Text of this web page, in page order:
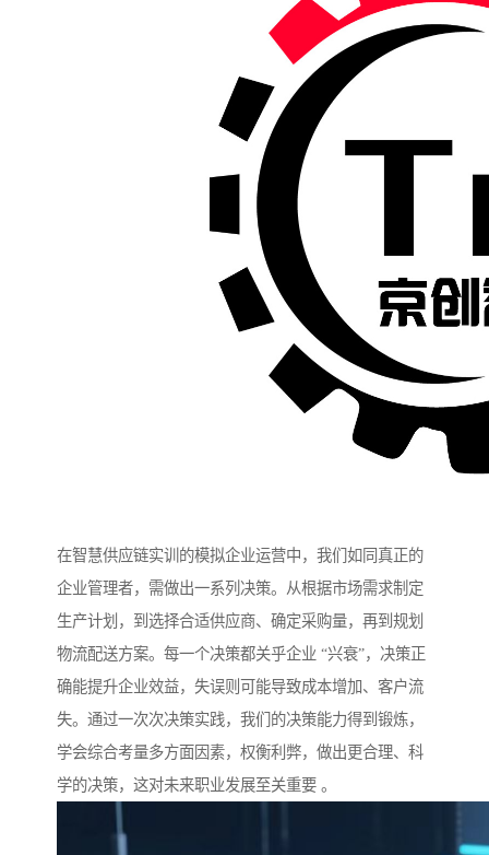
在智慧供应链实训的模拟企业运营中，我们如同真正的
企业管理者，需做出一系列决策。从根据市场需求制定
生产计划，到选择合适供应商、确定采购量，再到规划
物流配送方案。每一个决策都关乎企业 “兴衰”，决策正
确能提升企业效益，失误则可能导致成本增加、客户流
失。通过一次次决策实践，我们的决策能力得到锻炼，
学会综合考量多方面因素，权衡利弊，做出更合理、科
学的决策，这对未来职业发展至关重要 。